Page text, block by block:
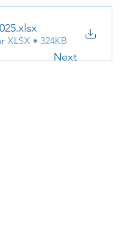
Next
.xlsx
XLSX • 324KB